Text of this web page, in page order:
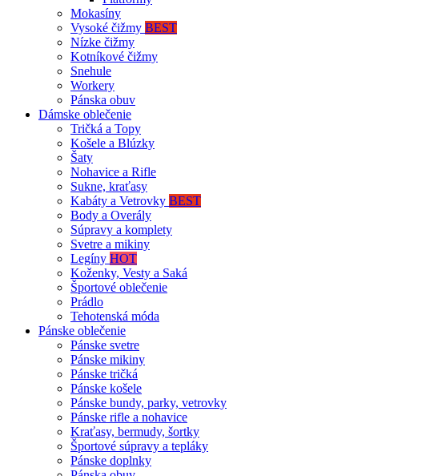
Mokasíny
Vysoké čižmy BEST
Nízke čižmy
Kotníkové čižmy
Snehule
Workery
Pánska obuv
Dámske oblečenie
Tričká a Topy
Košele a Blúzky
Šaty
Nohavice a Rifle
Sukne, kraťasy
Kabáty a Vetrovky BEST
Body a Overály
Súpravy a komplety
Svetre a mikiny
Legíny HOT
Koženky, Vesty a Saká
Športové oblečenie
Prádlo
Tehotenská móda
Pánske oblečenie
Pánske svetre
Pánske mikiny
Pánske tričká
Pánske košele
Pánske bundy, parky, vetrovky
Pánske rifle a nohavice
Kraťasy, bermudy, šortky
Športové súpravy a tepláky
Pánske doplnky